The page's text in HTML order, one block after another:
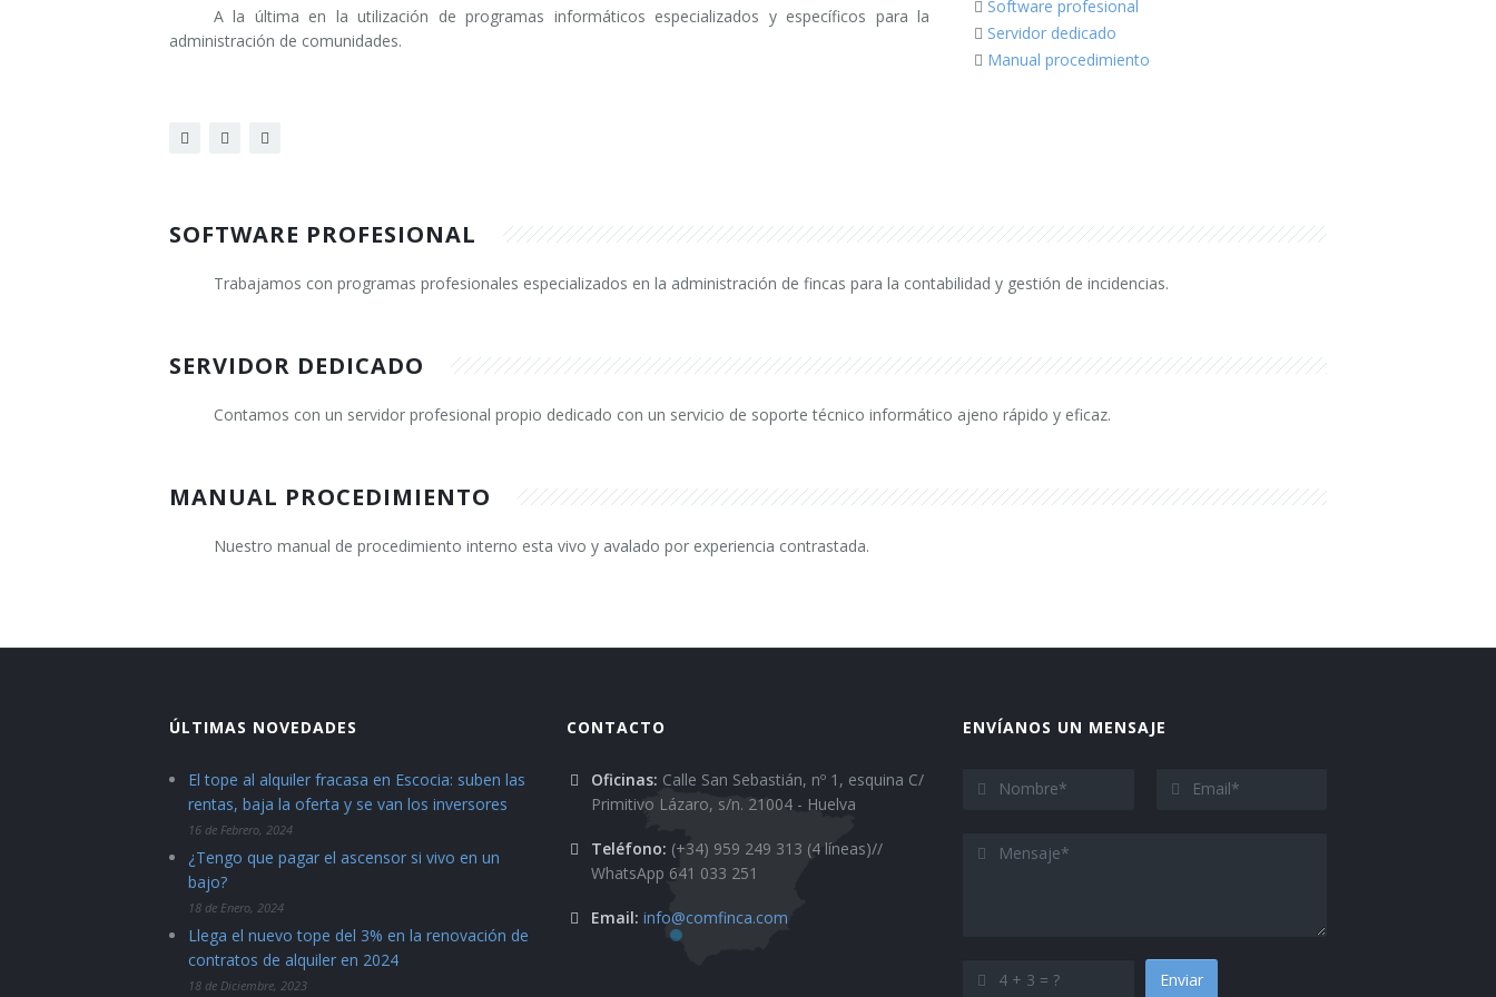
A la última en la utilización de programas informáticos especializados y específicos para la
administración de comunidades.
Software profesional
Servidor dedicado
Manual procedimiento
SOFTWARE PROFESIONAL
Trabajamos con programas profesionales especializados en la administración de fincas para la contabilidad y gestión de incidencias.
SERVIDOR DEDICADO
Contamos con un servidor profesional propio dedicado con un servicio de soporte técnico informático ajeno rápido y eficaz.
MANUAL PROCEDIMIENTO
Nuestro manual de procedimiento interno esta vivo y avalado por experiencia contrastada.
ÚLTIMAS NOVEDADES
El tope al alquiler fracasa en Escocia: suben las
rentas, baja la oferta y se van los inversores
16 de Febrero, 2024
¿Tengo que pagar el ascensor si vivo en un
bajo?
18 de Enero, 2024
Llega el nuevo tope del 3% en la renovación de
contratos de alquiler en 2024
18 de Diciembre, 2023
CONTACTO
Oficinas: Calle San Sebastián, nº 1, esquina C/
Primitivo Lázaro, s/n. 21004 - Huelva
Teléfono: (+34) 959 249 313 (4 líneas)//
WhatsApp 641 033 251
Email: info@comfinca.com
ENVÍANOS UN MENSAJE
Enviar